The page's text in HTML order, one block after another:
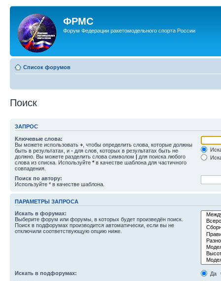
ФРМС
Форум Федерации ракетомодельного спорта России
Список форумов
Поиск
ЗАПРОС
Ключевые слова:
Вы можете использовать + , чтобы определить слова, которые должны
быть в результатах, и - для слов, которых в результатах быть не
должно. Вы можете разделить слова символом | для поиска любого
слова из списка. Используйте * в качестве шаблона для частичного
совпадения.
Поиск по автору:
Используйте * в качестве шаблона.
ПАРАМЕТРЫ ЗАПРОСА
Искать в форумах:
Выберите форум или форумы, в которых будет произведён поиск.
Поиск в подфорумах производится автоматически, если вы не
отключили соответствующую опцию ниже.
Искать в подфорумах:
Да